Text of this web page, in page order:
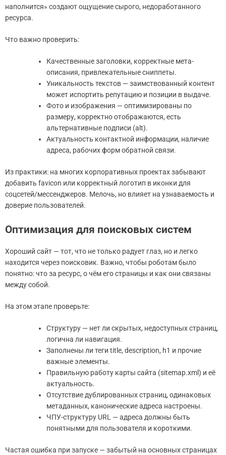
наполнится» создают ощущение сырого, недоработанного
ресурса.
Что важно проверить:
Качественные заголовки, корректные мета-
описания, привлекательные сниппеты.
Уникальность текстов — заимствованный контент
может испортить репутацию и позиции в выдаче.
Фото и изображения — оптимизированы по
размеру, корректно отображаются, есть
альтернативные подписи (alt).
Актуальность контактной информации, наличие
адреса, рабочих форм обратной связи.
Из практики: на многих корпоративных проектах забывают
добавить favicon или корректный логотип в иконки для
соцсетей/мессенджеров. Мелочь, но влияет на узнаваемость и
доверие пользователей.
Оптимизация для поисковых систем
Хороший сайт — тот, что не только радует глаз, но и легко
находится через поисковик. Важно, чтобы роботам было
понятно: что за ресурс, о чём его страницы и как они связаны
между собой.
На этом этапе проверьте:
Структуру — нет ли скрытых, недоступных страниц,
логична ли навигация.
Заполнены ли теги title, description, h1 и прочие
важные элементы.
Правильную работу карты сайта (sitemap.xml) и её
актуальность.
Отсутствие дублированных страниц, одинаковых
метаданных, канонические адреса настроены.
ЧПУ-структуру URL — адреса должны быть
понятными для пользователя и короткими.
Частая ошибка при запуске — забытый на основных страницах